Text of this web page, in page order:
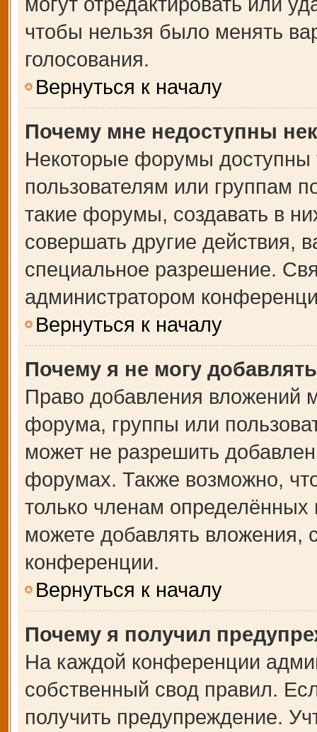
чтобы нельзя было менять
голосования.
Вернуться к началу
Почему мне недоступны
Некоторые форумы доступны
пользователям или группам
такие форумы, создавать в
совершать другие действия,
специальное разрешение.
администратором
Вернуться к началу
Почему я не могу
Право добавления вложений
форума, группы или
может не разрешить
форумах. Также возможно,
только членам
можете добавлять вложения,
конференции.
Вернуться к началу
Почему я получил
На каждой конференции
собственный свод правил.
получить предупреждение.